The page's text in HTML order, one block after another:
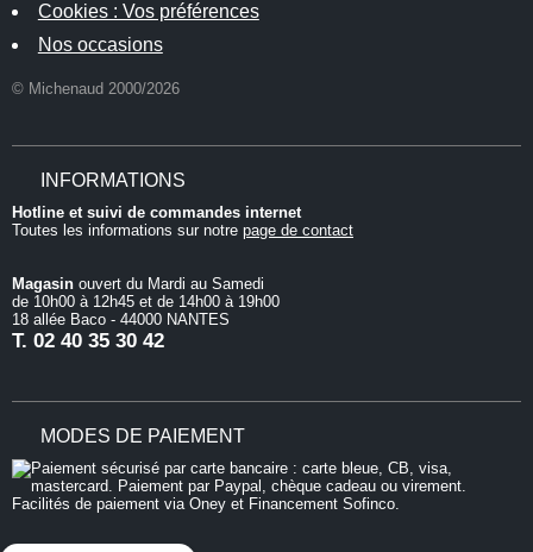
Cookies : Vos préférences
Nos occasions
© Michenaud 2000/2026
INFORMATIONS
Hotline et suivi de commandes internet
Toutes les informations sur notre page de contact
Magasin ouvert du Mardi au Samedi
de 10h00 à 12h45 et de 14h00 à 19h00
18 allée Baco - 44000 NANTES
T. 02 40 35 30 42
MODES DE PAIEMENT